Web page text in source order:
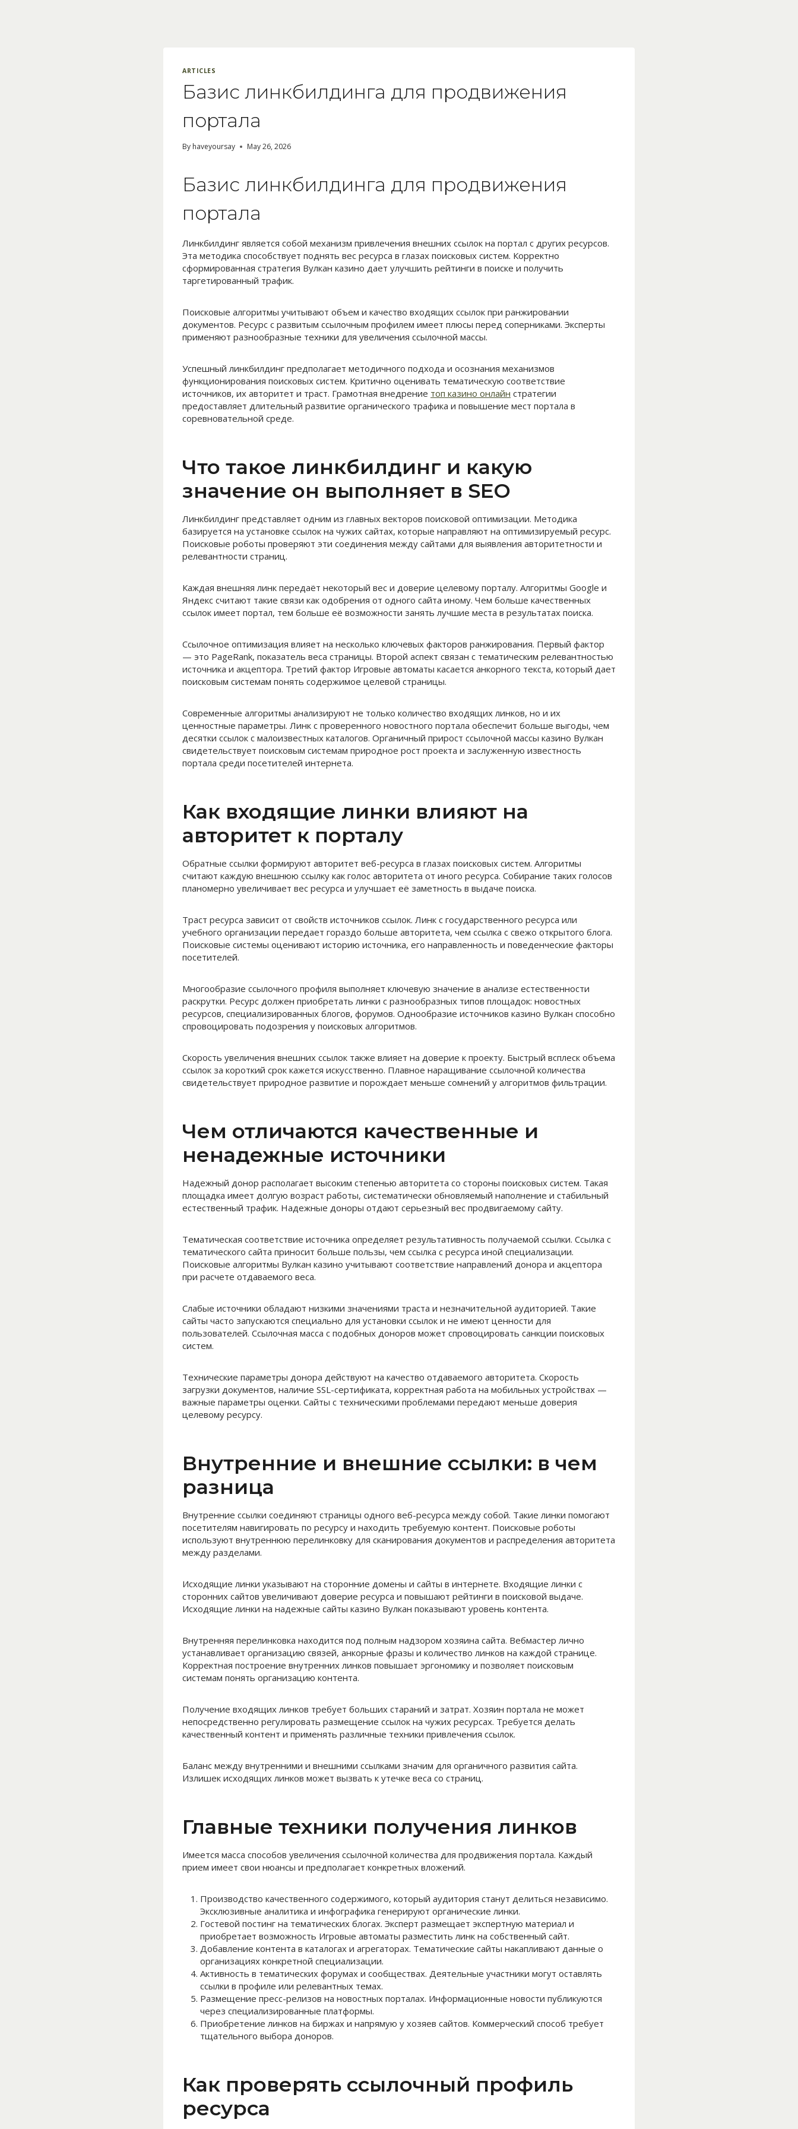
ARTICLES
Базис линкбилдинга для продвижения
портала
By haveyoursay May 26, 2026
Базис линкбилдинга для продвижения
портала
Линкбилдинг является собой механизм привлечения внешних ссылок на портал с других ресурсов.
Эта методика способствует поднять вес ресурса в глазах поисковых систем. Корректно
сформированная стратегия Вулкан казино дает улучшить рейтинги в поиске и получить
таргетированный трафик.
Поисковые алгоритмы учитывают объем и качество входящих ссылок при ранжировании
документов. Ресурс с развитым ссылочным профилем имеет плюсы перед соперниками. Эксперты
применяют разнообразные техники для увеличения ссылочной массы.
Успешный линкбилдинг предполагает методичного подхода и осознания механизмов
функционирования поисковых систем. Критично оценивать тематическую соответствие
источников, их авторитет и траст. Грамотная внедрение топ казино онлайн стратегии
предоставляет длительный развитие органического трафика и повышение мест портала в
соревновательной среде.
Что такое линкбилдинг и какую
значение он выполняет в SEO
Линкбилдинг представляет одним из главных векторов поисковой оптимизации. Методика
базируется на установке ссылок на чужих сайтах, которые направляют на оптимизируемый ресурс.
Поисковые роботы проверяют эти соединения между сайтами для выявления авторитетности и
релевантности страниц.
Каждая внешняя линк передаёт некоторый вес и доверие целевому порталу. Алгоритмы Google и
Яндекс считают такие связи как одобрения от одного сайта иному. Чем больше качественных
ссылок имеет портал, тем больше её возможности занять лучшие места в результатах поиска.
Ссылочное оптимизация влияет на несколько ключевых факторов ранжирования. Первый фактор
— это PageRank, показатель веса страницы. Второй аспект связан с тематическим релевантностью
источника и акцептора. Третий фактор Игровые автоматы касается анкорного текста, который дает
поисковым системам понять содержимое целевой страницы.
Современные алгоритмы анализируют не только количество входящих линков, но и их
ценностные параметры. Линк с проверенного новостного портала обеспечит больше выгоды, чем
десятки ссылок с малоизвестных каталогов. Органичный прирост ссылочной массы казино Вулкан
свидетельствует поисковым системам природное рост проекта и заслуженную известность
портала среди посетителей интернета.
Как входящие линки влияют на
авторитет к порталу
Обратные ссылки формируют авторитет веб-ресурса в глазах поисковых систем. Алгоритмы
считают каждую внешнюю ссылку как голос авторитета от иного ресурса. Собирание таких голосов
планомерно увеличивает вес ресурса и улучшает её заметность в выдаче поиска.
Траст ресурса зависит от свойств источников ссылок. Линк с государственного ресурса или
учебного организации передает гораздо больше авторитета, чем ссылка с свежо открытого блога.
Поисковые системы оценивают историю источника, его направленность и поведенческие факторы
посетителей.
Многообразие ссылочного профиля выполняет ключевую значение в анализе естественности
раскрутки. Ресурс должен приобретать линки с разнообразных типов площадок: новостных
ресурсов, специализированных блогов, форумов. Однообразие источников казино Вулкан способно
спровоцировать подозрения у поисковых алгоритмов.
Скорость увеличения внешних ссылок также влияет на доверие к проекту. Быстрый всплеск объема
ссылок за короткий срок кажется искусственно. Плавное наращивание ссылочной количества
свидетельствует природное развитие и порождает меньше сомнений у алгоритмов фильтрации.
Чем отличаются качественные и
ненадежные источники
Надежный донор располагает высоким степенью авторитета со стороны поисковых систем. Такая
площадка имеет долгую возраст работы, систематически обновляемый наполнение и стабильный
естественный трафик. Надежные доноры отдают серьезный вес продвигаемому сайту.
Тематическая соответствие источника определяет результативность получаемой ссылки. Ссылка с
тематического сайта приносит больше пользы, чем ссылка с ресурса иной специализации.
Поисковые алгоритмы Вулкан казино учитывают соответствие направлений донора и акцептора
при расчете отдаваемого веса.
Слабые источники обладают низкими значениями траста и незначительной аудиторией. Такие
сайты часто запускаются специально для установки ссылок и не имеют ценности для
пользователей. Ссылочная масса с подобных доноров может спровоцировать санкции поисковых
систем.
Технические параметры донора действуют на качество отдаваемого авторитета. Скорость
загрузки документов, наличие SSL-сертификата, корректная работа на мобильных устройствах —
важные параметры оценки. Сайты с техническими проблемами передают меньше доверия
целевому ресурсу.
Внутренние и внешние ссылки: в чем
разница
Внутренние ссылки соединяют страницы одного веб-ресурса между собой. Такие линки помогают
посетителям навигировать по ресурсу и находить требуемую контент. Поисковые роботы
используют внутреннюю перелинковку для сканирования документов и распределения авторитета
между разделами.
Исходящие линки указывают на сторонние домены и сайты в интернете. Входящие линки с
сторонних сайтов увеличивают доверие ресурса и повышают рейтинги в поисковой выдаче.
Исходящие линки на надежные сайты казино Вулкан показывают уровень контента.
Внутренняя перелинковка находится под полным надзором хозяина сайта. Вебмастер лично
устанавливает организацию связей, анкорные фразы и количество линков на каждой странице.
Корректная построение внутренних линков повышает эргономику и позволяет поисковым
системам понять организацию контента.
Получение входящих линков требует больших стараний и затрат. Хозяин портала не может
непосредственно регулировать размещение ссылок на чужих ресурсах. Требуется делать
качественный контент и применять различные техники привлечения ссылок.
Баланс между внутренними и внешними ссылками значим для органичного развития сайта.
Излишек исходящих линков может вызвать к утечке веса со страниц.
Главные техники получения линков
Имеется масса способов увеличения ссылочной количества для продвижения портала. Каждый
прием имеет свои нюансы и предполагает конкретных вложений.
Производство качественного содержимого, который аудитория станут делиться независимо.
Эксклюзивные аналитика и инфографика генерируют органические линки.
Гостевой постинг на тематических блогах. Эксперт размещает экспертную материал и
приобретает возможность Игровые автоматы разместить линк на собственный сайт.
Добавление контента в каталогах и агрегаторах. Тематические сайты накапливают данные о
организациях конкретной специализации.
Активность в тематических форумах и сообществах. Деятельные участники могут оставлять
ссылки в профиле или релевантных темах.
Размещение пресс-релизов на новостных порталах. Информационные новости публикуются
через специализированные платформы.
Приобретение линков на биржах и напрямую у хозяев сайтов. Коммерческий способ требует
тщательного выбора доноров.
Как проверять ссылочный профиль
ресурса